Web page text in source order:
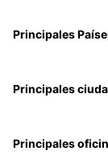
Principales
Principales
Principales